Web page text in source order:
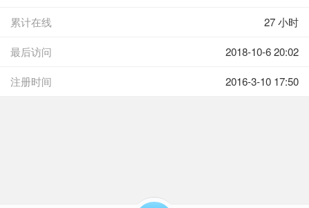
累计在线 27 小时
最后访问 2018-10-6 20:02
注册时间 2016-3-10 17:50